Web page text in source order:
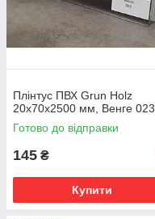
Плінтус ПВХ Grun Holz
20x70x2500 мм, Венге 023
Готово до відправки
145 ₴
Купити